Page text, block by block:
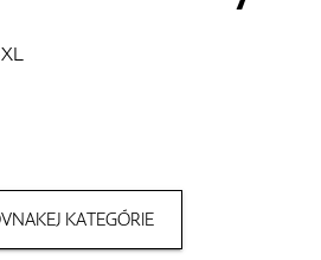
KATEGÓRIE